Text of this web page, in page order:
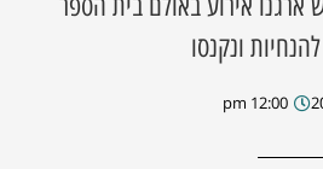
ונקנסו
12:00 pm